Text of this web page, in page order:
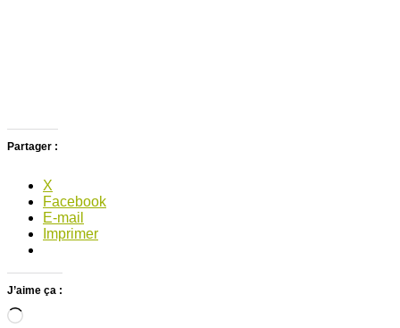
Partager :
X
Facebook
E-mail
Imprimer
J’aime ça :
Chargement…